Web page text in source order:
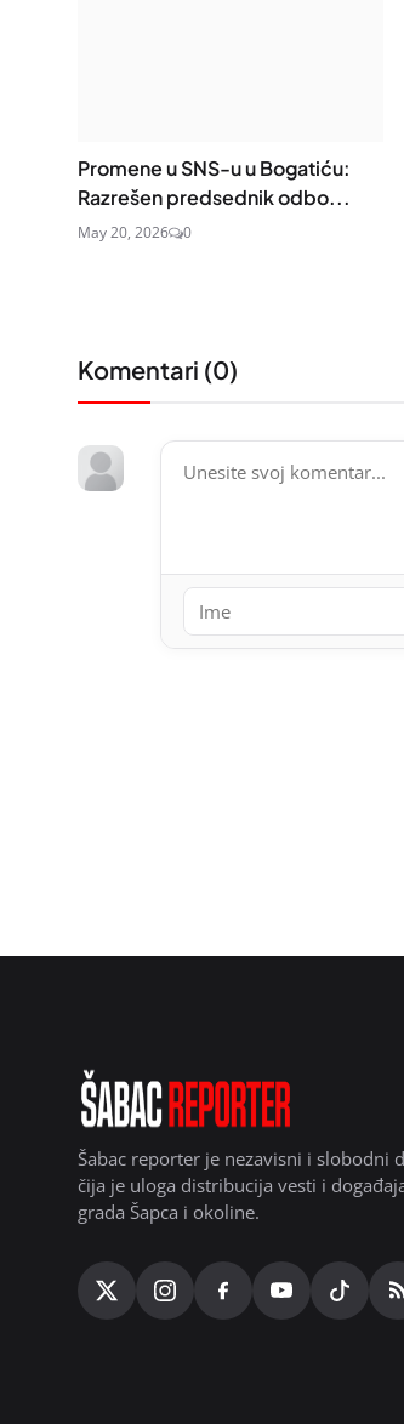
Promene u SNS-u u Bogatiću:
Razrešen predsednik odbo...
May 20, 2026 0
Komentari (0)
Šabac reporter je nezavisni i slobodni
čija je uloga distribucija vesti i
grada Šapca i okoline.